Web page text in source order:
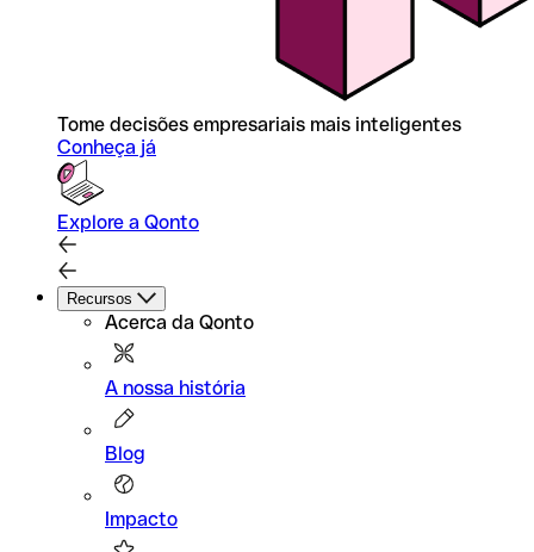
Tome decisões empresariais mais inteligentes
Conheça já
Explore a Qonto
Recursos
Acerca da Qonto
A nossa história
Blog
Impacto